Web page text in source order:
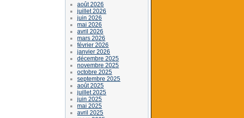
août 2026
juillet 2026
juin 2026
mai 2026
avril 2026
mars 2026
février 2026
janvier 2026
décembre 2025
novembre 2025
octobre 2025
septembre 2025
août 2025
juillet 2025
juin 2025
mai 2025
avril 2025